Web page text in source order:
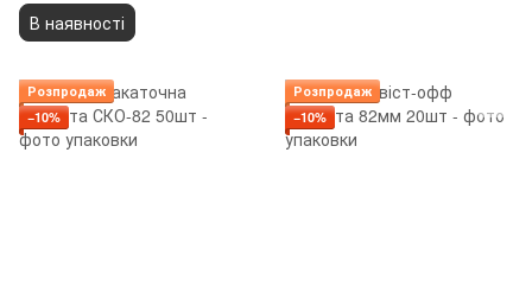
В наявності
Розпродаж
−10%
Розпродаж
−10%